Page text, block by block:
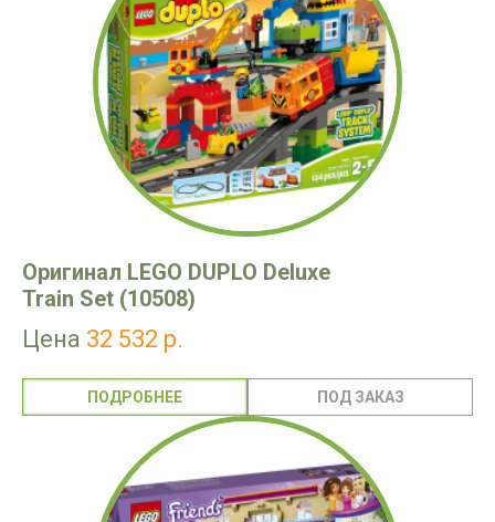
Оригинал LEGO DUPLO Deluxe
Train Set (10508)
Цена 32 532 р.
ПОДРОБНЕЕ